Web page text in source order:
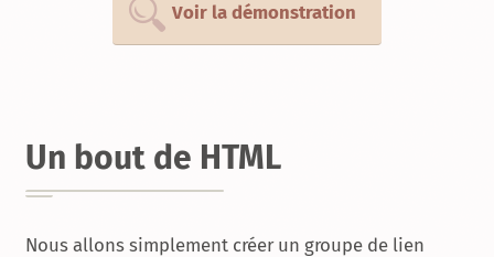
Voir la démonstration
Un bout de HTML
Nous allons simplement créer un groupe de lien